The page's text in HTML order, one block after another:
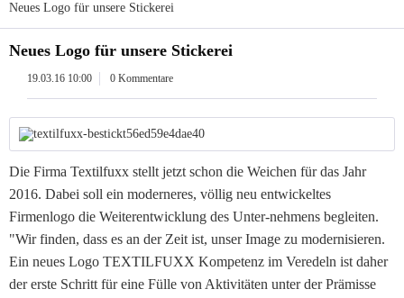
Neues Logo für unsere Stickerei
Neues Logo für unsere Stickerei
19.03.16 10:00 0 Kommentare
Die Firma Textilfuxx stellt jetzt schon die Weichen für das Jahr
2016. Dabei soll ein moderneres, völlig neu entwickeltes
Firmenlogo die Weiterentwicklung des Unter-nehmens begleiten.
"Wir finden, dass es an der Zeit ist, unser Image zu modernisieren.
Ein neues Logo TEXTILFUXX Kompetenz im Veredeln ist daher
der erste Schritt für eine Fülle von Aktivitäten unter der Prämisse